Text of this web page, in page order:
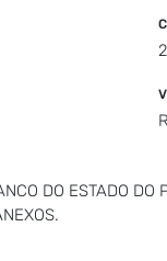
DO ESTADO DO